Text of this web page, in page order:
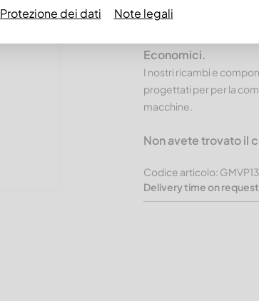
Premium
Prodotti
Economici.
I nostri ricambi e
progettati per per la
macchine.
Non avete trovato il
Codice articolo:
Delivery time on request
Protezione dei dati Note legali